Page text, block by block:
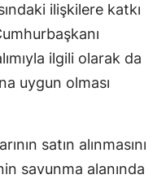
ilişkilere katkı
ilgili olarak da
uygun olması
satın alınmasını
savunma alanında